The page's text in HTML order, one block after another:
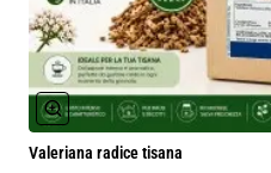
Valeriana radice tisana